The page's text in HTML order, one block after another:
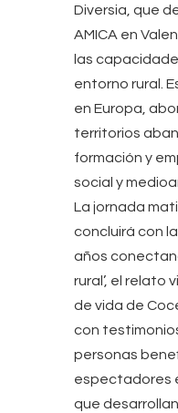
Diversia, que
AMICA en
las
entorno rural.
en Europa,
territorios
formación y
social y
La jornada
concluirá con
años
rural’, el relato
de vida de
con
personas
espectadores
que